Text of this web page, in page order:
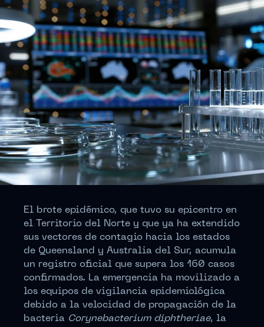
El brote epidémico, que tuvo su epicentro en
el Territorio del Norte y que ya ha extendido
sus vectores de contagio hacia los estados
de Queensland y Australia del Sur, acumula
un registro oficial que supera los 160 casos
confirmados. La emergencia ha movilizado a
los equipos de vigilancia epidemiológica
debido a la velocidad de propagación de la
bacteria Corynebacterium diphtheriae, la